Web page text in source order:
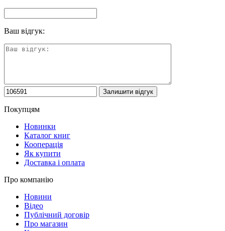
Ваш відгук:
Покупцям
Новинки
Каталог книг
Кооперація
Як купити
Доставка і оплата
Про компанію
Новини
Відео
Публічний договір
Про магазин